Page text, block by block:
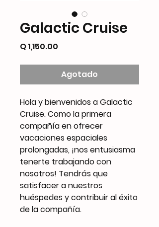
Galactic Cruise
Q 1,150.00
Agotado
Hola y bienvenidos a Galactic
Cruise. Como la primera
compañía en ofrecer
vacaciones espaciales
prolongadas, ¡nos entusiasma
tenerte trabajando con
nosotros! Tendrás que
satisfacer a nuestros
huéspedes y contribuir al éxito
de la compañía.